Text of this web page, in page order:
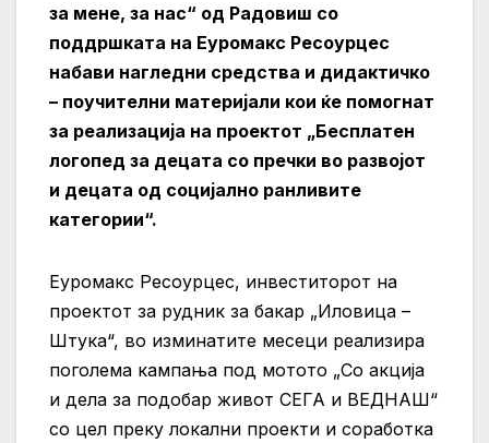
за мене, за нас“ од Радовиш со
поддршката на Еуромакс Ресоурцес
набави нагледни средства и дидактичко
– поучителни материјали кои ќе помогнат
за реализација на проектот „Бесплатен
логопед за децата со пречки во развојот
и децата од социјално ранливите
категории“.
Еуромакс Ресоурцес, инвеститорот на
проектот за рудник за бакар „Иловица –
Штука“, во изминатите месеци реализира
поголема кампања под мотото „Со акција
и дела за подобар живот СЕГА и ВЕДНАШ“
со цел преку локални проекти и соработка